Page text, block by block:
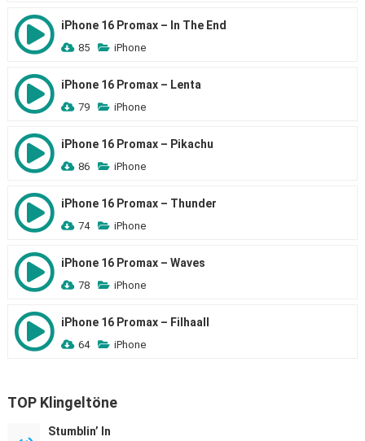
iPhone 16 Promax – In The End
85 iPhone
iPhone 16 Promax – Lenta
79 iPhone
iPhone 16 Promax – Pikachu
86 iPhone
iPhone 16 Promax – Thunder
74 iPhone
iPhone 16 Promax – Waves
78 iPhone
iPhone 16 Promax – Filhaall
64 iPhone
TOP Klingeltöne
Stumblin’ In